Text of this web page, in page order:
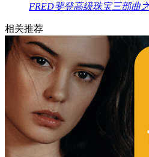
FRED斐登高级珠宝三部曲
相关推荐